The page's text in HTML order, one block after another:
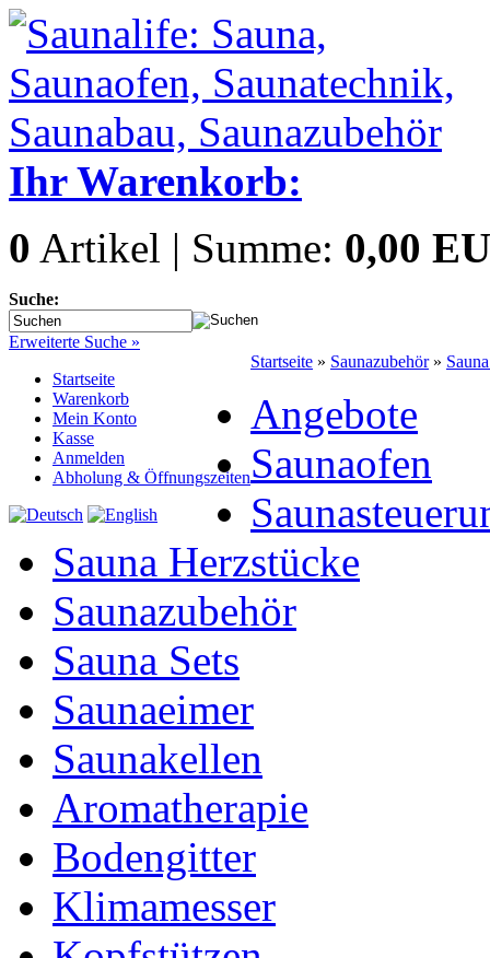
Ihr Warenkorb:
0 Artikel | Summe: 0,00
Suche:
Erweiterte Suche »
Startseite
Warenkorb
Mein Konto
Kasse
Anmelden
Abholung & Öffnungszeiten
Startseite » Saunazubehör»
Angebote
Saunaofen
Sauna Herzstücke
Saunazubehör
Sauna Sets
Saunaeimer
Saunakellen
Aromatherapie
Bodengitter
Klimamesser